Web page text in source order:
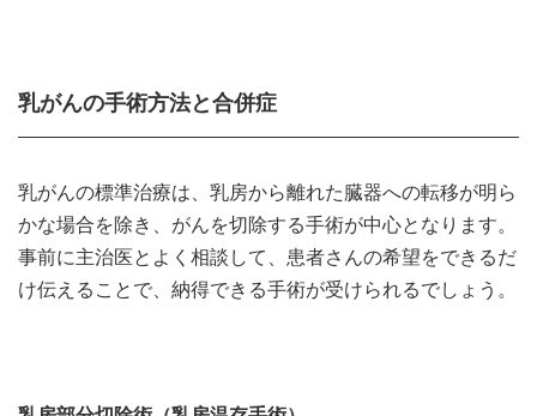
乳がんの手術方法と合併症
乳がんの標準治療は、乳房から離れた臓器への転移が明ら
かな場合を除き、がんを切除する手術が中心となります。
事前に主治医とよく相談して、患者さんの希望をできるだ
け伝えることで、納得できる手術が受けられるでしょう。